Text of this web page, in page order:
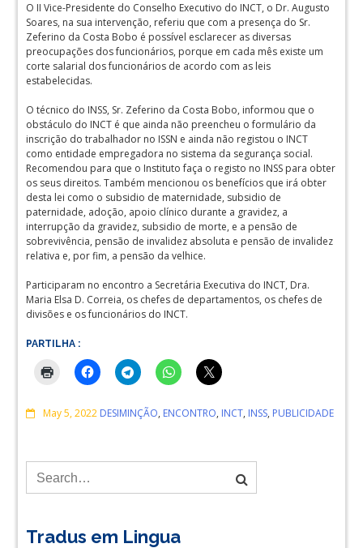
O II Vice-Presidente do Conselho Executivo do INCT, o Dr. Augusto
Soares, na sua intervenção, referiu que com a presença do Sr.
Zeferino da Costa Bobo é possível esclarecer as diversas
preocupações dos funcionários, porque em cada mês existe um
corte salarial dos funcionários de acordo com as leis
estabelecidas.
O técnico do INSS, Sr. Zeferino da Costa Bobo, informou que o
obstáculo do INCT é que ainda não preencheu o formulário da
inscrição do trabalhador no ISSN e ainda não registou o INCT
como entidade empregadora no sistema da segurança social.
Recomendou para que o Instituto faça o registo no INSS para obter
os seus direitos. Também mencionou os benefícios que irá obter
desta lei como o subsidio de maternidade, subsidio de
paternidade, adoção, apoio clínico durante a gravidez, a
interrupção da gravidez, subsidio de morte, e a pensão de
sobrevivência, pensão de invalidez absoluta e pensão de invalidez
relativa e, por fim, a pensão da velhice.
Participaram no encontro a Secretária Executiva do INCT, Dra.
Maria Elsa D. Correia, os chefes de departamentos, os chefes de
divisões e os funcionários do INCT.
PARTILHA :
May 5, 2022 Comments
DESIMINÇÃO, ENCONTRO, INCT, INSS, PUBLICIDADE
Tradus em Lingua